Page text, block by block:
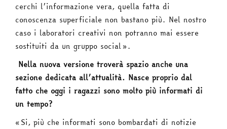
cerchi l’informazione vera, quella fatta di
conoscenza superficiale non bastano più. Nel nostro
caso i laboratori creativi non potranno mai essere
sostituiti da un gruppo social».
Nella nuova versione troverà spazio anche una
sezione dedicata all’attualità. Nasce proprio dal
fatto che oggi i ragazzi sono molto più informati di
un tempo?
«Si, più che informati sono bombardati di notizie